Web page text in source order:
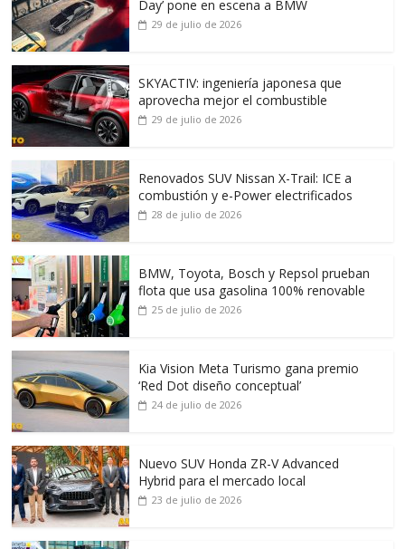
Day’ pone en escena a BMW
29 de julio de 2026
SKYACTIV: ingeniería japonesa que
aprovecha mejor el combustible
29 de julio de 2026
Renovados SUV Nissan X-Trail: ICE a
combustión y e-Power electrificados
28 de julio de 2026
BMW, Toyota, Bosch y Repsol prueban
flota que usa gasolina 100% renovable
25 de julio de 2026
Kia Vision Meta Turismo gana premio
‘Red Dot diseño conceptual’
24 de julio de 2026
Nuevo SUV Honda ZR-V Advanced
Hybrid para el mercado local
23 de julio de 2026